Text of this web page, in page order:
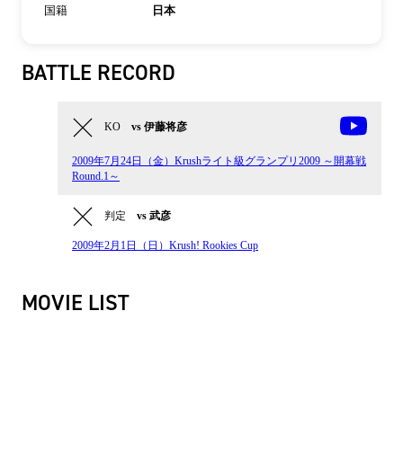
国籍 日本
BATTLE RECORD
KO vs 伊藤将彦
2009年7月24日（金）Krushライト級グランプリ2009 ～開幕戦
Round.1～
判定 vs 武彦
2009年2月1日（日）Krush! Rookies Cup
MOVIE LIST